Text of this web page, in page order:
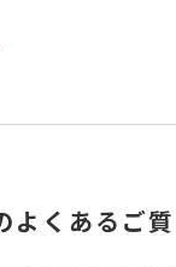
よくあるご